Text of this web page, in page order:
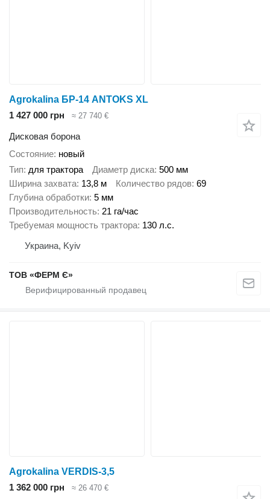
Agrokalina БР-14 ANTOKS XL
1 427 000 грн
≈ 27 740 €
Дисковая борона
Состояние новый
Тип для трактора Диаметр диска 500 мм
Ширина захвата 13,8 м Количество рядов 69
Глубина обработки 5 мм
Производительность 21 га/час
Требуемая мощность трактора 130 л.с.
Украина, Kyiv
ТОВ «ФЕРМ Є»
Agrokalina VERDIS-3,5
1 362 000 грн
≈ 26 470 €